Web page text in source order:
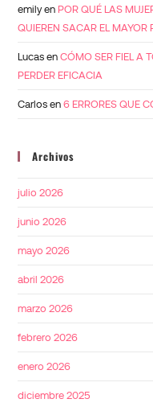
emilyen POR QUÉ LAS
QUIEREN SACAR EL MAYOR
Lucas enCÓMO SER FIEL A
PERDER EFICACIA
Carlos en6 ERRORES QUE
Archivos
julio 2026
junio 2026
mayo 2026
abril 2026
marzo 2026
febrero 2026
enero 2026
diciembre 2025